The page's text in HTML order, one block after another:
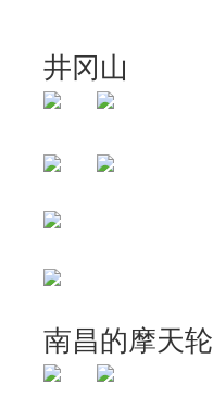
井冈山
南昌的摩天轮